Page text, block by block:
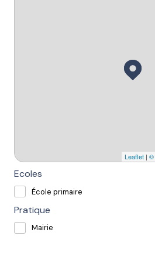
Leaflet | ©
Ecoles
École primaire
Pratique
Mairie